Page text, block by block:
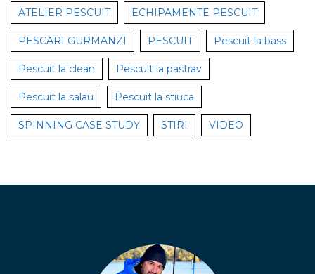
ATELIER PESCUIT ECHIPAMENTE PESCUIT
PESCARI GURMANZI PESCUIT Pescuit la bass
Pescuit la clean Pescuit la pastrav
Pescuit la salau Pescuit la stiuca
SPINNING CASE STUDY STIRI VIDEO